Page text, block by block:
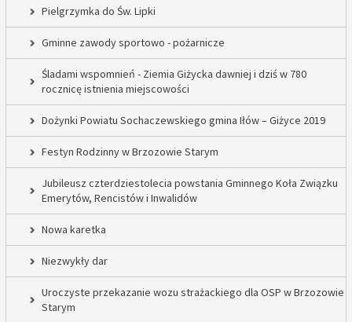
Pielgrzymka do Św. Lipki
Gminne zawody sportowo - pożarnicze
Śladami wspomnień - Ziemia Giżycka dawniej i dziś w 780
rocznicę istnienia miejscowości
Dożynki Powiatu Sochaczewskiego gmina Iłów – Giżyce 2019
Festyn Rodzinny w Brzozowie Starym
Jubileusz czterdziestolecia powstania Gminnego Koła Związku
Emerytów, Rencistów i Inwalidów
Nowa karetka
Niezwykły dar
Uroczyste przekazanie wozu strażackiego dla OSP w Brzozowie
Starym